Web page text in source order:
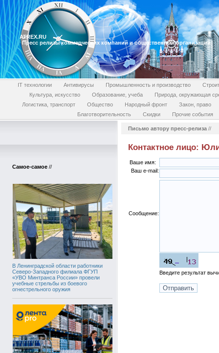
ATREX.RU
Пресс релизы коммерческих компаний и общественных организаций
IT технологии Антивирусы Промышленность и производство
Культура, искусство
Образование, учеба
Природа, окружающая
Логистика, транспорт
Общество Народный фронт
Закон, право
Благотворительность
Скидки Прочие события
Самое-самое //
В Ленинградской области работники
Северо-Западного филиала ФГУП
«УВО Минтранса России» провели
учебные стрельбы из боевого
огнестрельного оружия
Письмо автору пресс-релиза //
Контактное лицо:
Ваше имя:
Ваш e-mail:
Сообщение:
Введите результат